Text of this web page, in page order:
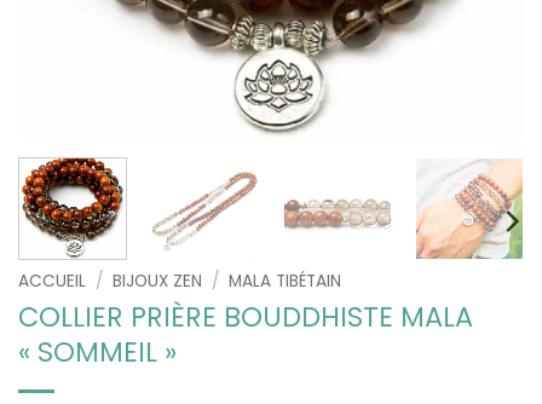
ACCUEIL / BIJOUX ZEN / MALA TIBÉTAIN
COLLIER PRIÈRE BOUDDHISTE MALA
« SOMMEIL »